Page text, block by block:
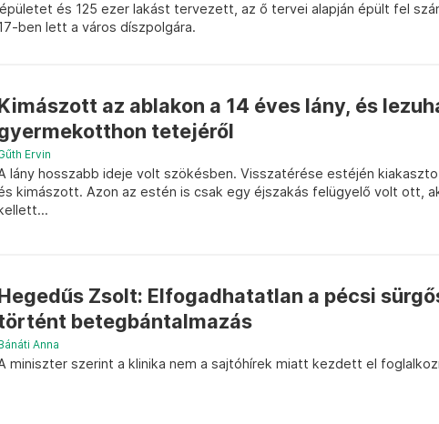
és 125 ezer lakást tervezett, az ő tervei alapján épült fel
ben lett a város díszpolgára.
az ablakon a 14 éves lány, és
tetejéről
Ervin
lány hosszabb ideje volt szökésben. Visszatérése estéjén
kimászott. Azon az estén is csak egy éjszakás felügyelő volt ott,
Zsolt: Elfogadhatatlan a pécsi
betegbántalmazás
Anna
miniszter szerint a klinika nem a sajtóhírek miatt kezdett el